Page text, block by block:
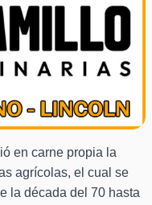
en carne propia la
agrícolas, el cual se
la década del 70 hasta